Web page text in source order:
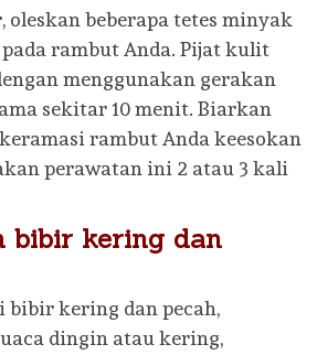
oleskan beberapa tetes minyak
rambut Anda. Pijat kulit
menggunakan gerakan
sekitar 10 menit. Biarkan
rambut Anda keesokan
perawatan ini 2 atau 3 kali
bibir kering dan
bibir kering dan pecah,
dingin atau kering,